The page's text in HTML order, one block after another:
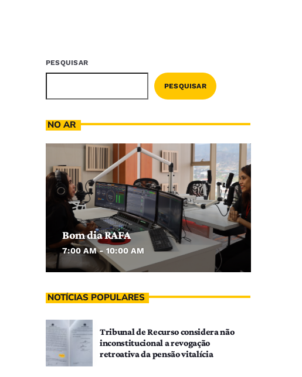
PESQUISAR
PESQUISAR
NO AR
Bom dia RAFA
7:00 AM - 10:00 AM
NOTÍCIAS POPULARES
Tribunal de Recurso considera não
inconstitucional a revogação
retroativa da pensão vitalícia